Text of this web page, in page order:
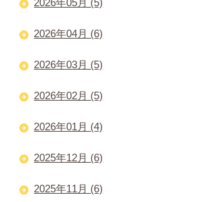
2026年05月 (5)
2026年04月 (6)
2026年03月 (5)
2026年02月 (5)
2026年01月 (4)
2025年12月 (6)
2025年11月 (6)